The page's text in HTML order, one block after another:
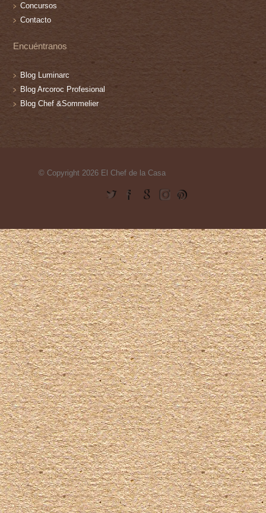
Concursos
Contacto
Encuéntranos
Blog Luminarc
Blog Arcoroc Profesional
Blog Chef &Sommelier
© Copyright 2026 El Chef de la Casa